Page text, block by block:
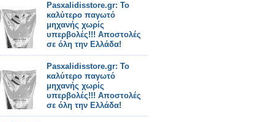
Pasxalidisstore.gr: Το
καλύτερο παγωτό
μηχανής χωρίς
υπερβολές!!! Αποστολές
σε όλη την Ελλάδα!
Pasxalidisstore.gr: Το
καλύτερο παγωτό
μηχανής χωρίς
υπερβολές!!! Αποστολές
σε όλη την Ελλάδα!